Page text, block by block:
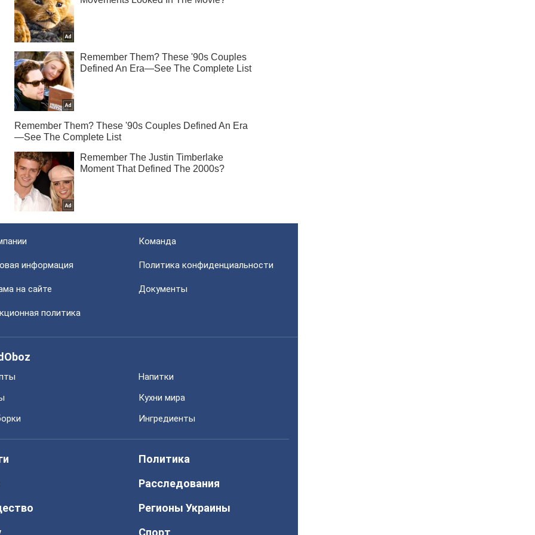
Команда
информация Политика конфиденциальности
на сайте Документы
политика
Напитки
Кухни мира
Ингредиенты
Политика
Расследования
Регионы Украины